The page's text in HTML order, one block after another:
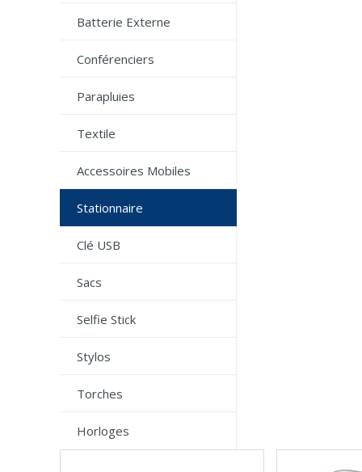
Batterie Externe
Conférenciers
Parapluies
Textile
Accessoires Mobiles
Stationnaire
Clé USB
Sacs
Selfie Stick
Stylos
Torches
Horloges